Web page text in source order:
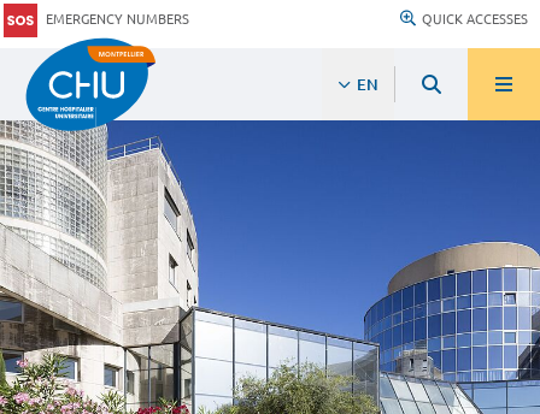
EMERGENCY NUMBERS QUICK ACCESSES
EN